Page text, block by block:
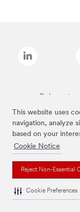
This website uses
navigation, analyze
based on your
Cookie Notice
Reject Non-Essential
Cookie Preferences
De